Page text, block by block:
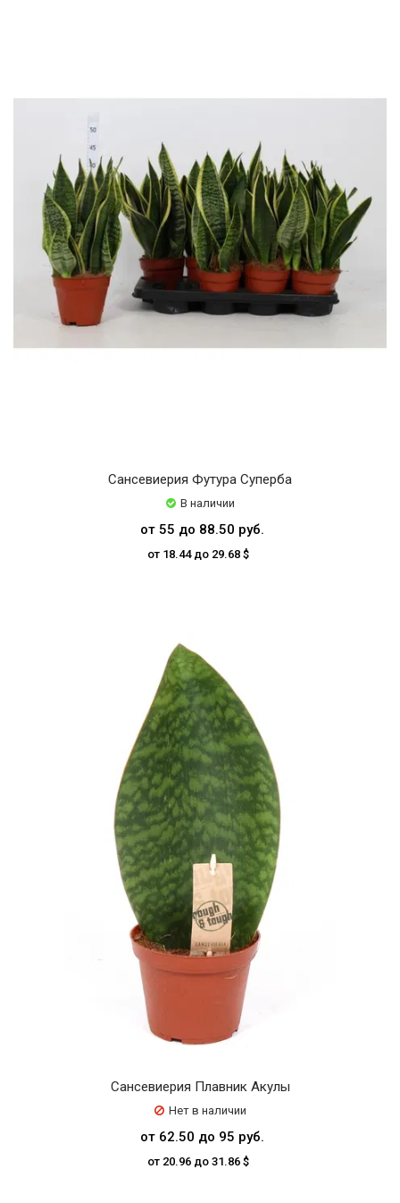
Сансевиерия Футура Суперба
В наличии
от 55 до 88.50 руб.
от 18.44 до 29.68 $
Сансевиерия Плавник Акулы
Нет в наличии
от 62.50 до 95 руб.
от 20.96 до 31.86 $